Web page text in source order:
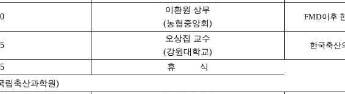
이환원 상무
(농협중앙회)
FMD이후
오상집 교수
(강원대학교)
한국축산
휴 식
국립축산과학원)